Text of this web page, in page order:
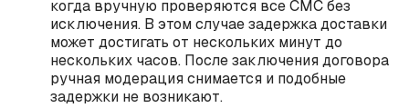
когда вручную проверяются все СМС без
исключения. В этом случае задержка доставки
может достигать от нескольких минут до
нескольких часов. После заключения договора
ручная модерация снимается и подобные
задержки не возникают.